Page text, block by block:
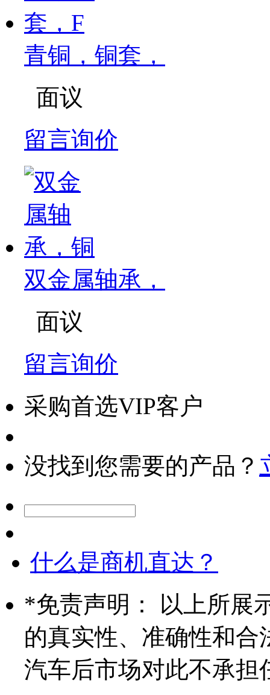
青铜，铜套，
面议
留言询价
双金属轴承，
面议
留言询价
采购首选VIP客户
没找到您需要的产品？
什么是商机直达？
*免责声明： 以上所展
的真实性、准确性和合
汽车后市场对此不承担